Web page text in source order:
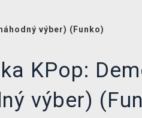
výber) (Funko)
KPop:
výber)